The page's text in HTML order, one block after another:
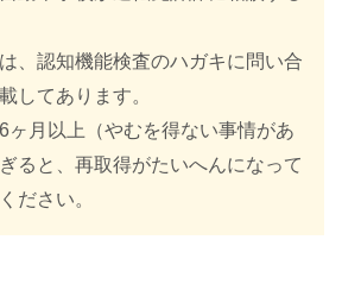
、認知機能検査のハガキに問い合
してあります。
ヶ月以上（やむを得ない事情があ
ると、再取得がたいへんになって
ださい。